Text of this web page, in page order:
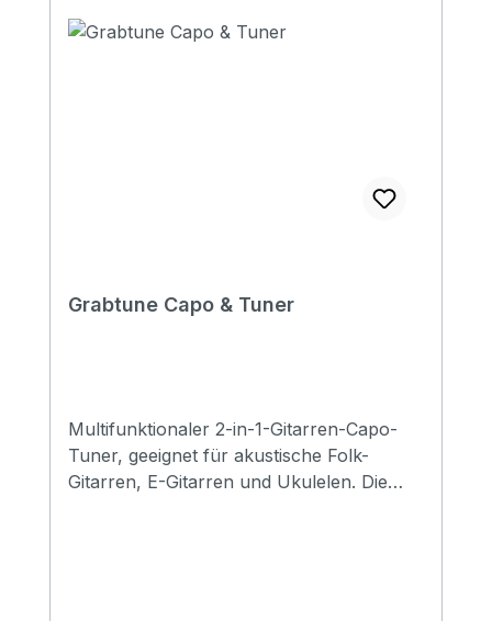
Grabtune Capo & Tuner
Multifunktionaler 2-in-1-Gitarren-Capo-
Tuner, geeignet für akustische Folk-
Gitarren, E-Gitarren und Ukulelen. Die